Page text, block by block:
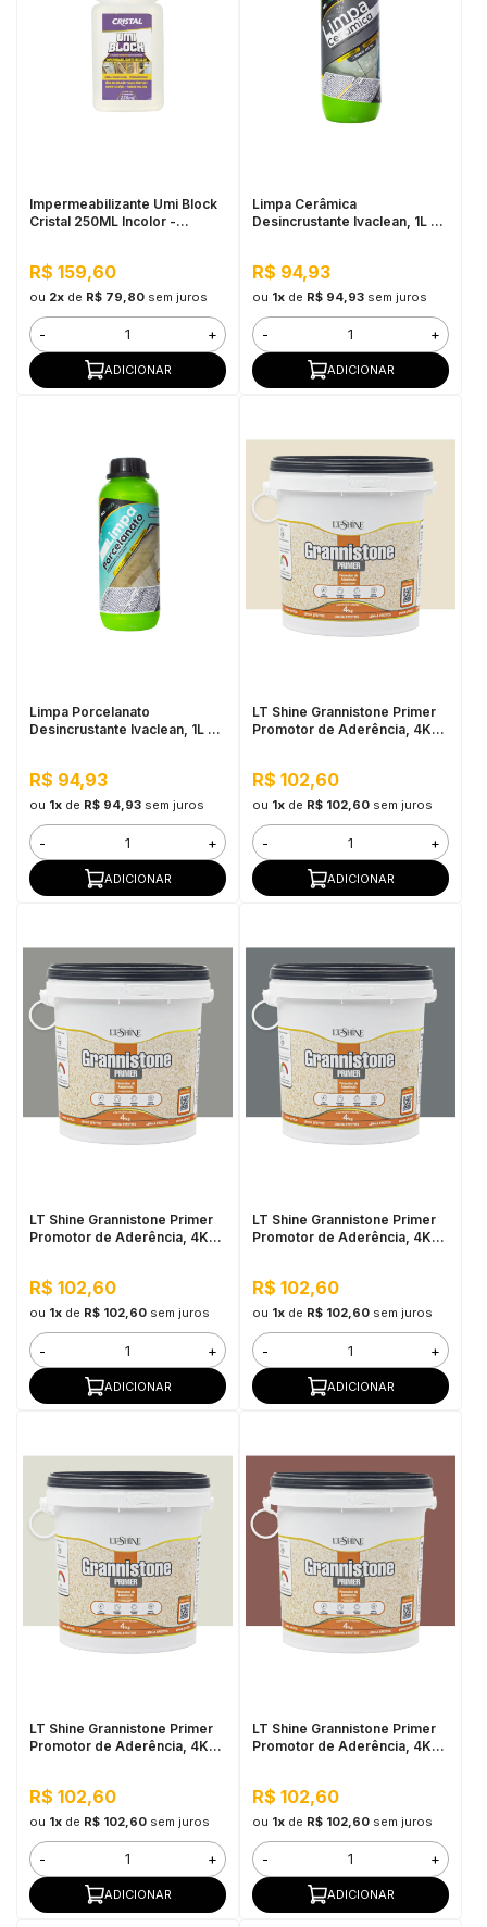
Impermeabilizante Umi Block
Cristal 250ML Incolor -
R$ 159,60
ou 2xde R$ 79,80 sem juros
- +
ADICIONAR
Limpa Cerâmica
Desincrustante Ivaclean, 1L -
R$ 94,93
ou 1xde R$ 94,93 sem juros
- +
ADICIONAR
Limpa Porcelanato
Desincrustante Ivaclean, 1L -
R$ 94,93
ou 1xde R$ 94,93 sem juros
- +
ADICIONAR
LT Shine Grannistone Primer
Promotor de Aderência, 4KG
R$ 102,60
ou 1xde R$ 102,60 sem juros
- +
ADICIONAR
LT Shine Grannistone Primer
Promotor de Aderência, 4KG
R$ 102,60
ou 1xde R$ 102,60 sem juros
- +
ADICIONAR
LT Shine Grannistone Primer
Promotor de Aderência, 4KG
R$ 102,60
ou 1xde R$ 102,60 sem juros
- +
ADICIONAR
LT Shine Grannistone Primer
Promotor de Aderência, 4KG
R$ 102,60
ou 1xde R$ 102,60 sem juros
- +
ADICIONAR
LT Shine Grannistone Primer
Promotor de Aderência, 4KG
R$ 102,60
ou 1xde R$ 102,60 sem juros
- +
ADICIONAR